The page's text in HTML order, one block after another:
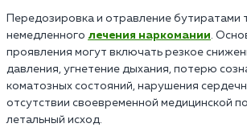
Передозировка и отравление бутиратами
немедленного лечения наркомании.
проявления могут включать резкое
давления, угнетение дыхания, потерю
коматозных состояний, нарушения
отсутствии своевременной медицинской
летальный исход.